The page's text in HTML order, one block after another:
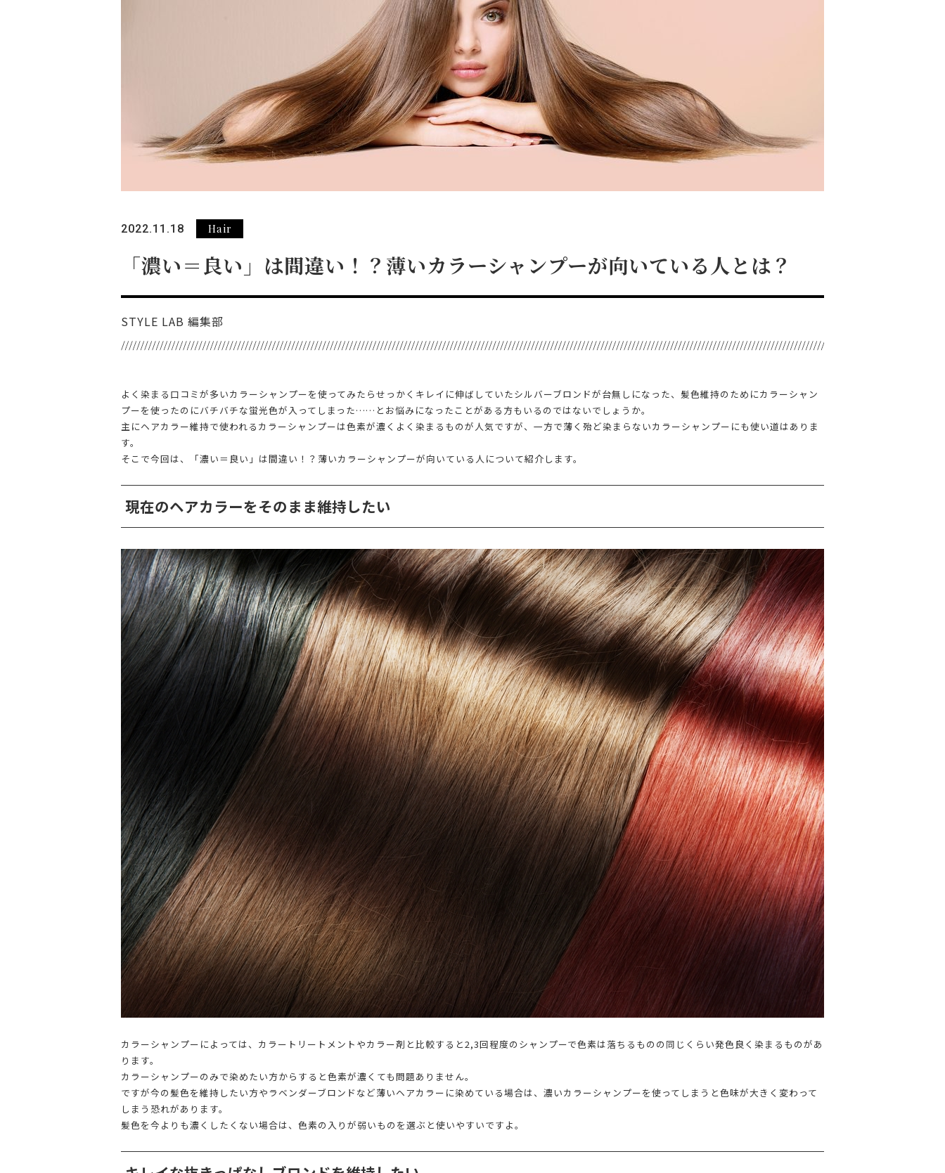
2022.11.18 Hair
「濃い＝良い」は間違い！？薄いカラーシャンプーが向いている人とは？
STYLE LAB 編集部
よく染まる口コミが多いカラーシャンプーを使ってみたらせっかくキレイに伸ばしていたシルバーブロンドが台無しになった、髪色維持のためにカラーシャン
プーを使ったのにバチバチな蛍光色が入ってしまった……とお悩みになったことがある方もいるのではないでしょうか。
主にヘアカラー維持で使われるカラーシャンプーは色素が濃くよく染まるものが人気ですが、一方で薄く殆ど染まらないカラーシャンプーにも使い道はありま
す。
そこで今回は、「濃い＝良い」は間違い！？薄いカラーシャンプーが向いている人について紹介します。
現在のヘアカラーをそのまま維持したい
カラーシャンプーによっては、カラートリートメントやカラー剤と比較すると2,3回程度のシャンプーで色素は落ちるものの同じくらい発色良く染まるものがあ
ります。
カラーシャンプーのみで染めたい方からすると色素が濃くても問題ありません。
ですが今の髪色を維持したい方やラベンダーブロンドなど薄いヘアカラーに染めている場合は、濃いカラーシャンプーを使ってしまうと色味が大きく変わって
しまう恐れがあります。
髪色を今よりも濃くしたくない場合は、色素の入りが弱いものを選ぶと使いやすいですよ。